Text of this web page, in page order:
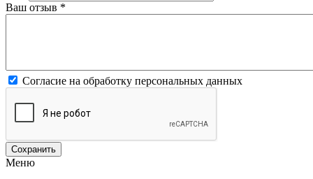
Ваш отзыв *
Согласие на обработку персональных данных
Меню